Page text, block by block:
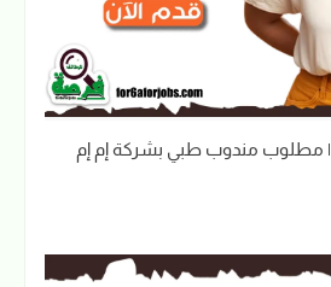
وظائف القضارف 2026 | مطلوب مندوب طبي بشركة إم إم